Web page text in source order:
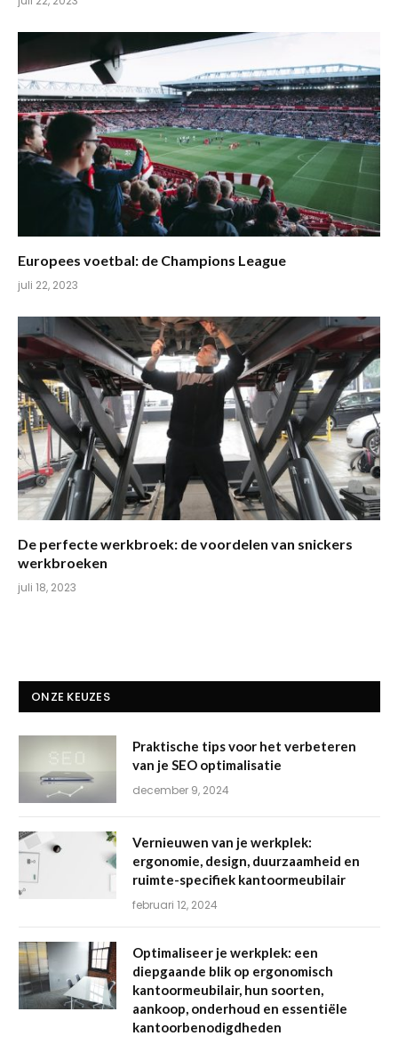
Europees voetbal: de Champions League
juli 22, 2023
De perfecte werkbroek: de voordelen van snickers
werkbroeken
juli 18, 2023
ONZE KEUZES
Praktische tips voor het verbeteren
van je SEO optimalisatie
december 9, 2024
Vernieuwen van je werkplek:
ergonomie, design, duurzaamheid en
ruimte-specifiek kantoormeubilair
februari 12, 2024
Optimaliseer je werkplek: een
diepgaande blik op ergonomisch
kantoormeubilair, hun soorten,
aankoop, onderhoud en essentiële
kantoorbenodigdheden